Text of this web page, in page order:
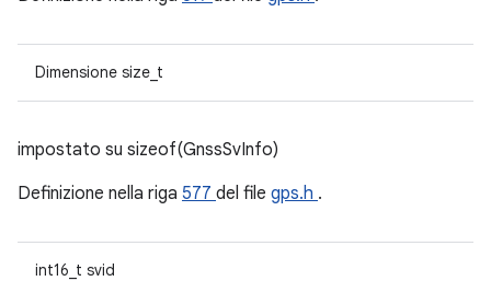
Dimensione size_t
impostato su sizeof(GnssSvInfo)
Definizione nella riga 577 del file gps.h .
int16_t svid